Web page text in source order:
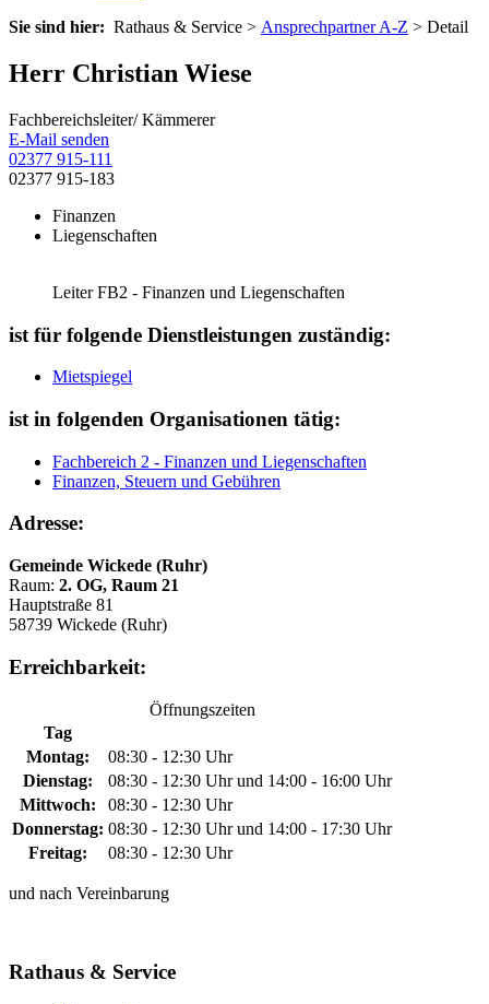
Sie sind hier: Rathaus & Service > Ansprechpartner A-Z > Detail
Herr Christian Wiese
Fachbereichsleiter/ Kämmerer
E-Mail senden
02377 915-111
02377 915-183
Finanzen
Liegenschaften
Leiter FB2 - Finanzen und Liegenschaften
ist für folgende Dienstleistungen zuständig:
Mietspiegel
ist in folgenden Organisationen tätig:
Fachbereich 2 - Finanzen und Liegenschaften
Finanzen, Steuern und Gebühren
Adresse:
Gemeinde Wickede (Ruhr)
Raum: 2. OG, Raum 21
Hauptstraße 81
58739 Wickede (Ruhr)
Erreichbarkeit:
Öffnungszeiten
Tag
Montag:
08:30 - 12:30 Uhr
Dienstag:
08:30 - 12:30 Uhr und 14:00 - 16:00 Uhr
Mittwoch:
08:30 - 12:30 Uhr
Donnerstag: 08:30 - 12:30 Uhr und 14:00 - 17:30 Uhr
Freitag:
08:30 - 12:30 Uhr
und nach Vereinbarung
Rathaus & Service